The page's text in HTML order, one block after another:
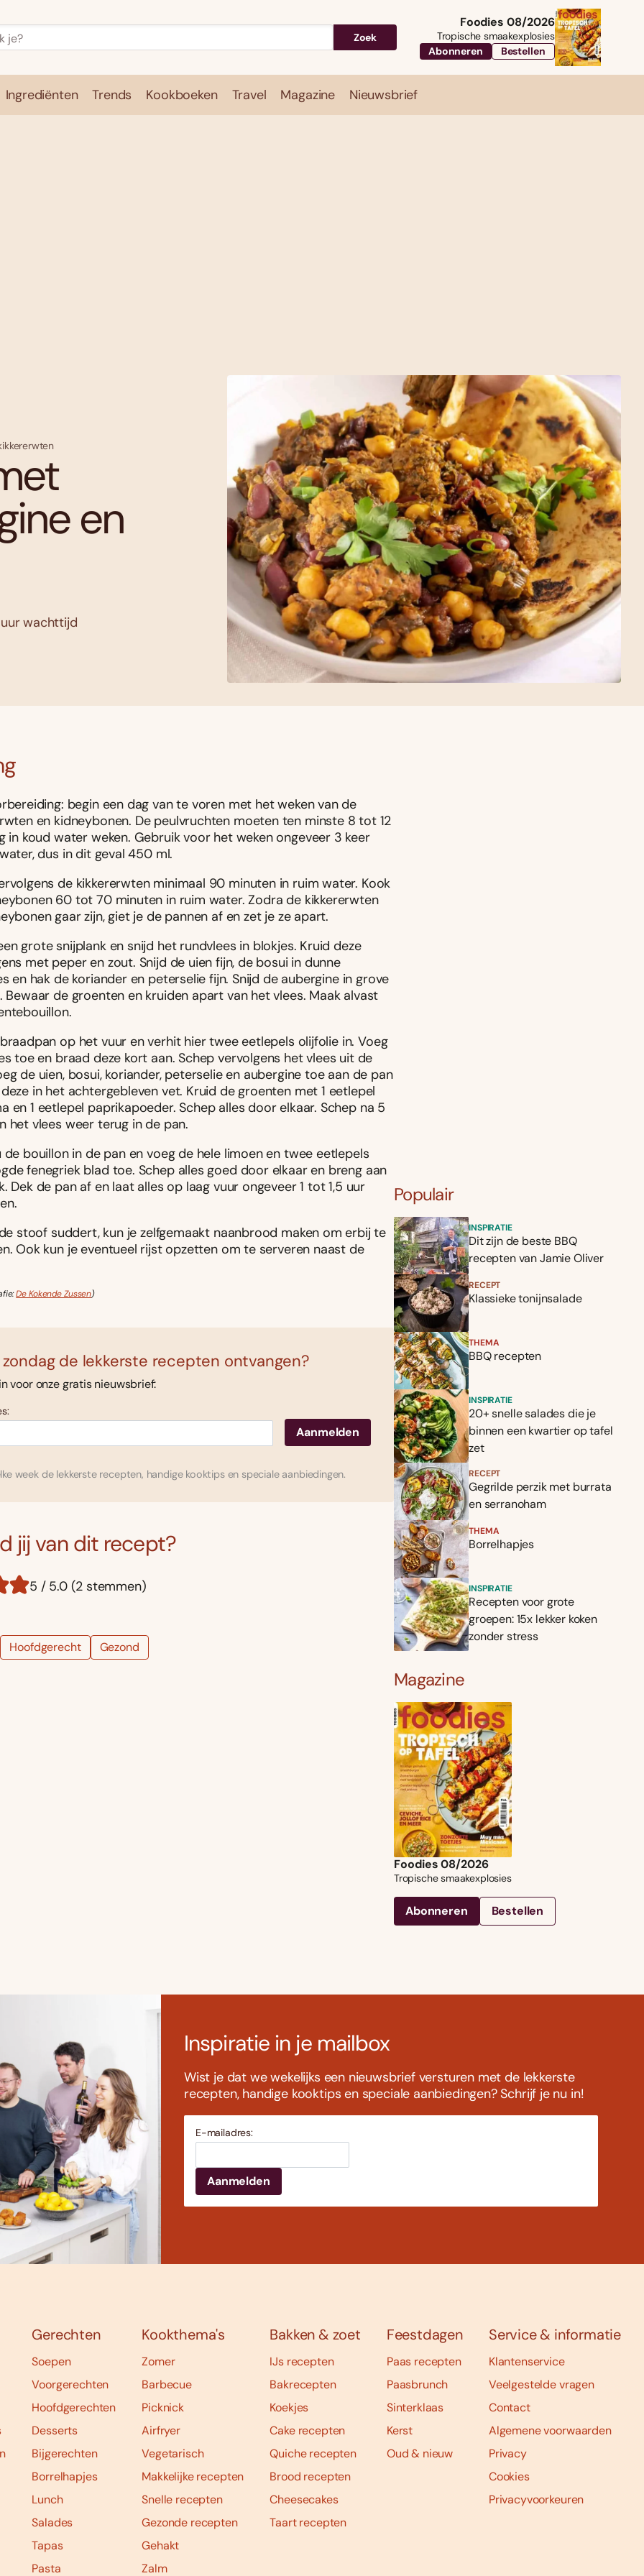
Zoek
Foodies 08/2026
Tropische smaakexplosies
Abonneren
Bestellen
Ingrediënten Trends Kookboeken Travel Magazine Nieuwsbrief
en
uur wachttijd
begin een dag van te voren met het weken van de
en kidneybonen. De peulvruchten moeten ten minste 8 tot 12
in koud water weken. Gebruik voor het weken ongeveer 3 keer
dus in dit geval 450 ml.
de kikkererwten minimaal 90 minuten in ruim water. Kook
60 tot 70 minuten in ruim water. Zodra de kikkererwten
gaar zijn, giet je de pannen af en zet je ze apart.
grote snijplank en snijd het rundvlees in blokjes. Kruid deze
met peper en zout. Snijd de uien fijn, de bosui in dunne
en hak de koriander en peterselie fijn. Snijd de aubergine in grove
Bewaar de groenten en kruiden apart van het vlees. Maak alvast
op het vuur en verhit hier twee eetlepels olijfolie in. Voeg
toe en braad deze kort aan. Schep vervolgens het vlees uit de
de uien, bosui, koriander, peterselie en aubergine toe aan de pan
in het achtergebleven vet. Kruid de groenten met 1 eetlepel
en 1 eetlepel paprikapoeder. Schep alles door elkaar. Schep na 5
het vlees weer terug in de pan.
de bouillon in de pan en voeg de hele limoen en twee eetlepels
fenegriek blad toe. Schep alles goed door elkaar en breng aan
Dek de pan af en laat alles op laag vuur ongeveer 1 tot 1,5 uur
stoof suddert, kun je zelfgemaakt naanbrood maken om erbij te
Ook kun je eventueel rijst opzetten om te serveren naast de
De Kokende Zussen)
de lekkerste recepten ontvangen?
voor onze gratis nieuwsbrief:
week de lekkerste recepten, handige kooktips en speciale aanbiedingen.
jij van dit recept?
5 / 5.0 (2 stemmen)
Hoofdgerecht Gezond
Populair
INSPIRATIE
Dit zijn de beste BBQ
recepten van Jamie Oliver
RECEPT
Klassieke tonijnsalade
THEMA
BBQ recepten
INSPIRATIE
20+ snelle salades die je
binnen een kwartier op tafel
zet
RECEPT
Gegrilde perzik met burrata
en serranoham
THEMA
Borrelhapjes
INSPIRATIE
Recepten voor grote
groepen: 15x lekker koken
zonder stress
Magazine
Foodies 08/2026
Tropische smaakexplosies
Abonneren Bestellen
Inspiratie in je mailbox
Wist je dat we wekelijks een nieuwsbrief versturen met de lekkerste
recepten, handige kooktips en speciale aanbiedingen? Schrijf je nu in!
E-mailadres:
Gerechten
Soepen
Voorgerechten
Hoofdgerechten
Desserts
Bijgerechten
Borrelhapjes
Lunch
Salades
Tapas
Pasta
Kookthema's
Zomer
Barbecue
Picknick
Airfryer
Vegetarisch
Makkelijke recepten
Snelle recepten
Gezonde recepten
Gehakt
Zalm
Bakken & zoet
IJs recepten
Bakrecepten
Koekjes
Cake recepten
Quiche recepten
Brood recepten
Cheesecakes
Taart recepten
Feestdagen
Paas recepten
Paasbrunch
Sinterklaas
Kerst
Oud & nieuw
Service & informatie
Klantenservice
Veelgestelde vragen
Contact
Algemene voorwaarden
Privacy
Cookies
Privacyvoorkeuren